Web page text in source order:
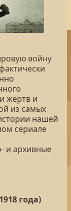
войну
жертв и
из самых
нашей
сериале
и архивные
года)